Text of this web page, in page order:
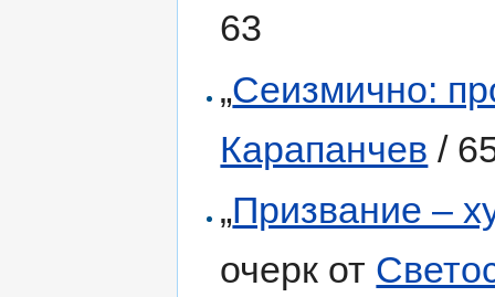
63
„Сеизмично:
Карапанчев /
„Призвание –
очерк от